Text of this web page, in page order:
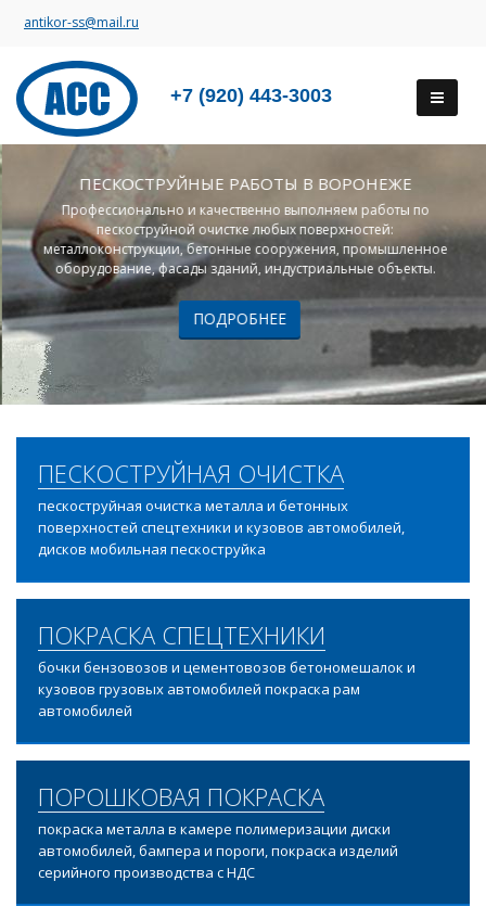
antikor-ss@mail.ru
+7 (920) 443-3003
ПЕСКОСТРУЙНЫЕ РАБОТЫ В ВОРОНЕЖЕ
Профессионально и качественно выполняем работы по
пескоструйной очистке любых поверхностей:
металлоконструкции, бетонные сооружения, промышленное
оборудование, фасады зданий, индустриальные объекты.
ПОДРОБНЕЕ
ПЕСКОСТРУЙНАЯ ОЧИСТКА
пескоструйная очистка металла и бетонных
поверхностей спецтехники и кузовов автомобилей,
дисков мобильная пескоструйка
ПОКРАСКА СПЕЦТЕХНИКИ
бочки бензовозов и цементовозов бетономешалок и
кузовов грузовых автомобилей покраска рам
автомобилей
ПОРОШКОВАЯ ПОКРАСКА
покраска металла в камере полимеризации диски
автомобилей, бампера и пороги, покраска изделий
серийного производства с НДС